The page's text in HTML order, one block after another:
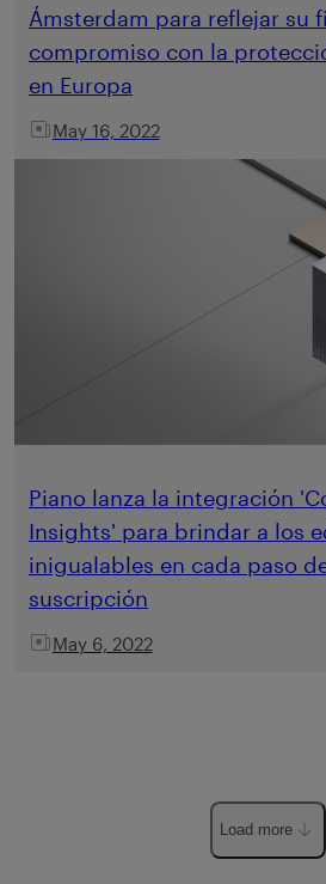
Ámsterdam para reflejar su
compromiso con la
en Europa
May 16, 2022
Piano lanza la integración
Insights' para brindar a los
inigualables en cada paso
suscripción
May 6, 2022
Load more